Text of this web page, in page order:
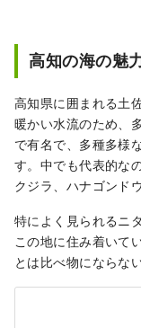
高知の海の魅
高知県に囲まれる土
暖かい水流のため、
で有名で、多種多様
す。中でも代表的な
クジラ、ハナゴンド
特によく見られるニ
この地に住み着いて
とは比べ物にならな